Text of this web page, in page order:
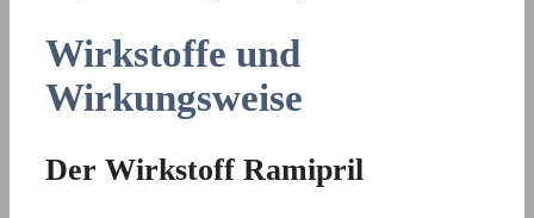
Wirkstoffe und
Wirkungsweise
Der Wirkstoff Ramipril